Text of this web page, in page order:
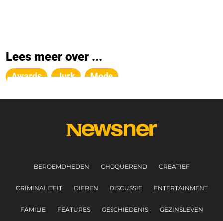
Lees meer over ...
Awards Jurk Mode
BEROEMDHEDEN CHOQUEREND CREATIEF
CRIMINALITEIT DIEREN DISCUSSIE ENTERTAINMENT
FAMILIE FEATURES GESCHIEDENIS GEZINSLEVEN